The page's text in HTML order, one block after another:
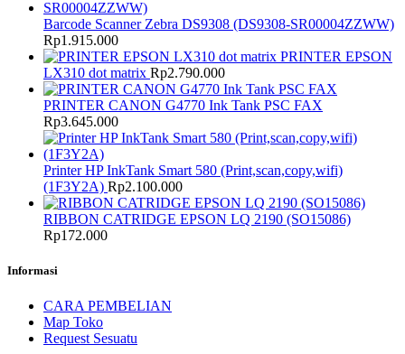
Barcode Scanner Zebra DS9308 (DS9308-SR00004ZZWW)
Rp1.915.000
PRINTER EPSON
LX310 dot matrix Rp2.790.000
PRINTER CANON G4770 Ink Tank PSC FAX
Rp3.645.000
Printer HP InkTank Smart 580 (Print,scan,copy,wifi)
(1F3Y2A) Rp2.100.000
RIBBON CATRIDGE EPSON LQ 2190 (SO15086)
Rp172.000
Informasi
CARA PEMBELIAN
Map Toko
Request Sesuatu